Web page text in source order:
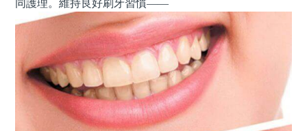
同護理。維持良好刷牙習慣——